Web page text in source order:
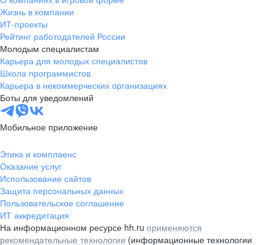
Жизнь в компании
ИТ-проекты
Рейтинг работодателей России
Молодым специалистам
Карьера для молодых специалистов
Школа программистов
Карьера в некоммерческих организациях
Боты для уведомлений
Мобильное приложение
Этика и комплаенс
Оказание услуг
Использование сайтов
Защита персональных данных
Пользовательское соглашение
ИТ аккредитация
На информационном ресурсе hh.ru применяются
рекомендательные технологии (информационные технологии